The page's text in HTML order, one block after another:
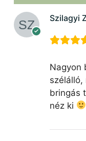
Szilagyi
Nagyon
szélálló,
bringás
néz ki